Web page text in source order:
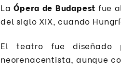
LaÓpera de Budapest fue
del siglo XIX, cuando
El teatro fue diseñado
neorenacentista, aunque